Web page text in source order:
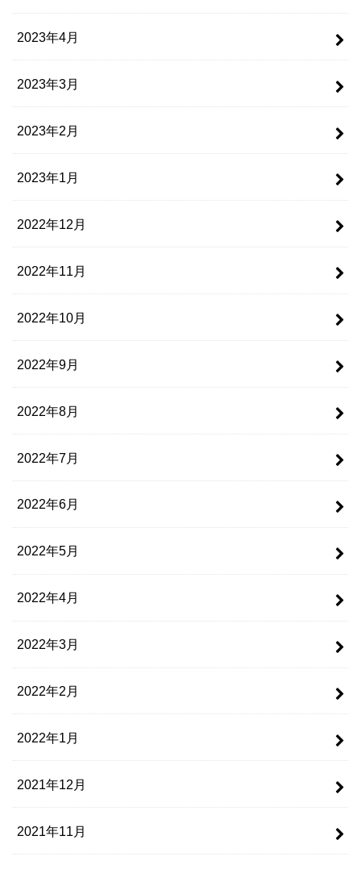
2023年4月
2023年3月
2023年2月
2023年1月
2022年12月
2022年11月
2022年10月
2022年9月
2022年8月
2022年7月
2022年6月
2022年5月
2022年4月
2022年3月
2022年2月
2022年1月
2021年12月
2021年11月